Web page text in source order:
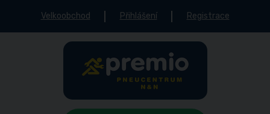
Velkoobchod Přihlášení Registrace